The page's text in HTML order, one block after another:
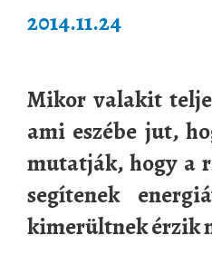
2014.11.24
Mikor valakit
ami eszébe jut,
mutatják, hogy a
segítenek
kimerültnek érzik